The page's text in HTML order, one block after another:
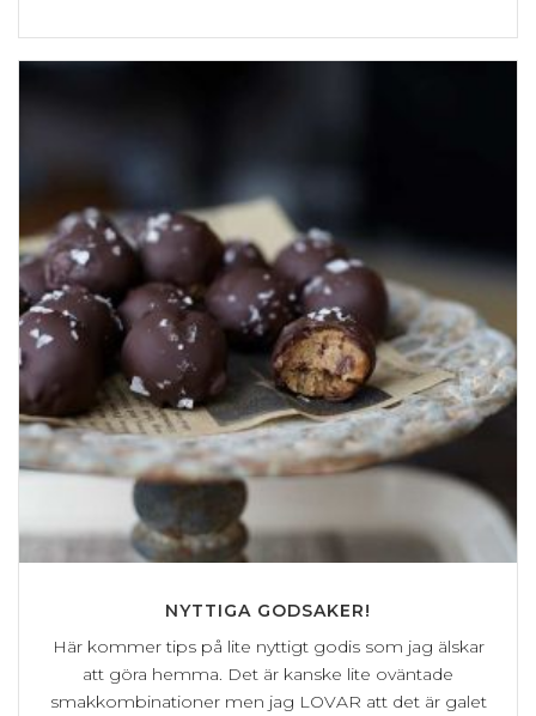
NYTTIGA GODSAKER!
Här kommer tips på lite nyttigt godis som jag älskar
att göra hemma. Det är kanske lite oväntade
smakkombinationer men jag LOVAR att det är galet